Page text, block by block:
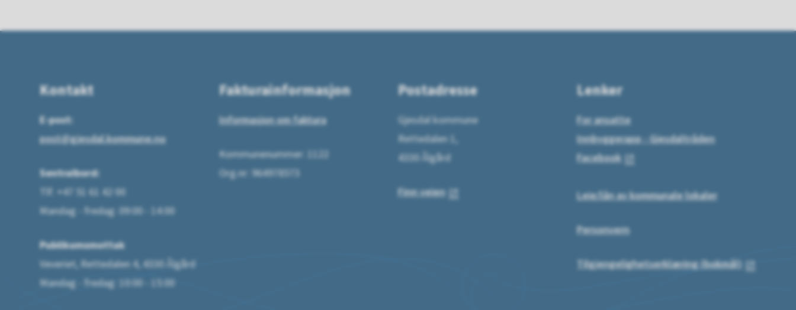
Kontakt
E-post:
post@gjesdal.kommune.no
Sentralbord:
Tlf. +47 51 61 42 00
Mandag - fredag: 09:00 - 14:00
Publikumsmottak
Veveriet, Rettedalen 4, 4330 Ålgård
Mandag - fredag: 10:00 - 15:00
Fakturainformasjon
Informasjon om faktura
Kommunenummer: 1122
Org.nr: 964978573
Postadresse
Gjesdal kommune
Rettedalen 1,
4330 Ålgård
Finn veien
Lenker
For ansatte
Innbyggerapp - Gjesdaltråden
Facebook
Leie/lån av kommunale lokaler
Personvern
Tilgjengelighetserklæring (bokmål)